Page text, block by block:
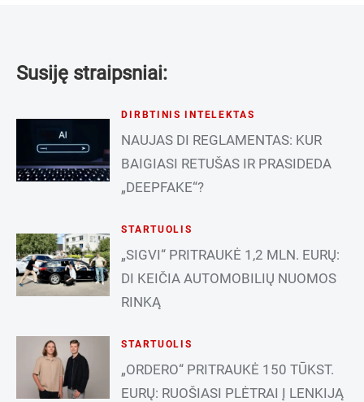
Susiję straipsniai:
DIRBTINIS INTELEKTAS
NAUJAS DI REGLAMENTAS: KUR
BAIGIASI RETUŠAS IR PRASIDEDA
„DEEPFAKE“?
STARTUOLIS
„SIGVI“ PRITRAUKĖ 1,2 MLN. EURŲ:
DI KEIČIA AUTOMOBILIŲ NUOMOS
RINKĄ
STARTUOLIS
„ORDERO“ PRITRAUKĖ 150 TŪKST.
EURŲ: RUOŠIASI PLĖTRAI Į LENKIJĄ